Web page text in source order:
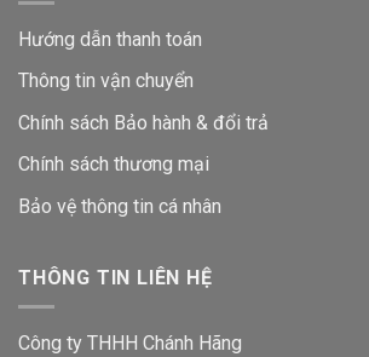
Hướng dẫn thanh toán
Thông tin vận chuyển
Chính sách Bảo hành & đổi trả
Chính sách thương mại
Bảo vệ thông tin cá nhân
THÔNG TIN LIÊN HỆ
Công ty THHH Chánh Hãng